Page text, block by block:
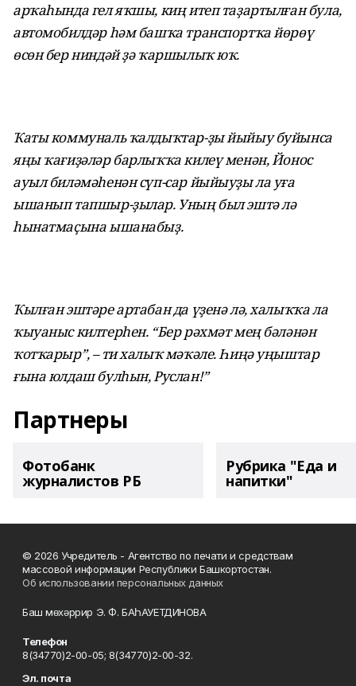
арҡаһында гел яҡшы, киң итеп таҙартылған була,
автомобилдәр һәм башҡа транспортҡа йөрөү
өсөн бер ниндәй ҙә ҡаршылыҡ юҡ.
Ҡаты коммуналь ҡалдыҡтар-ҙы йыйыу буйынса
яңы ҡағиҙәләр барлыҡҡа килеү менән, Йонос
ауыл биләмәһенән сүп-сар йыйыуҙы ла уға
ышанып тапшыр-ҙылар. Уның был эштә лә
һынатмаҫына ышанабыҙ.
Ҡылған эштәре артабан да үҙенә лә, халыҡҡа ла
ҡыуаныс килтерһен. “Бер рәхмәт мең бәләнән
ҡотҡарыр”, – ти халыҡ мәҡәле. Һиңә уңыштар
ғына юлдаш булһын, Руслан!”
Партнеры
Фотобанк
журналистов РБ
Рубрика "Еда и
напитки"
© 2026 Учредитель - Агентство по печати и средствам
массовой информации Республики Башкортостан.
Об использовании персональных данных
Баш мөхәррир Э. Ф. БАҺАУЕТДИНОВА
Телефон
8(34770)2-00-05; 8(34770)2-00-32.
Эл. почта